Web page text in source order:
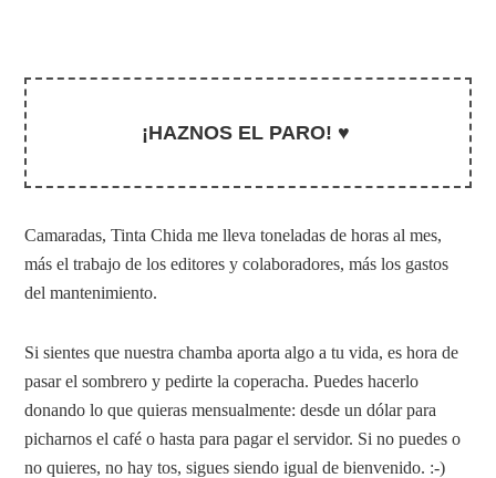
¡HAZNOS EL PARO! ♥
Camaradas, Tinta Chida me lleva toneladas de horas al mes,
más el trabajo de los editores y colaboradores, más los gastos
del mantenimiento.
Si sientes que nuestra chamba aporta algo a tu vida, es hora de
pasar el sombrero y pedirte la coperacha. Puedes hacerlo
donando lo que quieras mensualmente: desde un dólar para
picharnos el café o hasta para pagar el servidor. Si no puedes o
no quieres, no hay tos, sigues siendo igual de bienvenido. :-)